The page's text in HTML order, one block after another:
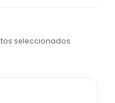
seleccionados